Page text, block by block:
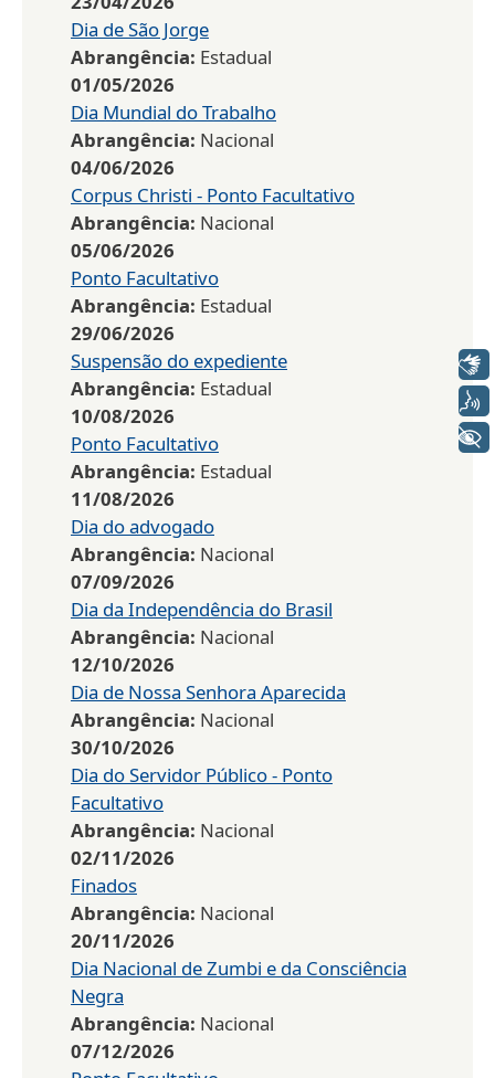
Dia de São Jorge
Abrangência: Estadual
01/05/2026
Dia Mundial do Trabalho
Abrangência: Nacional
04/06/2026
Corpus Christi - Ponto Facultativo
Abrangência: Nacional
05/06/2026
Ponto Facultativo
Abrangência: Estadual
29/06/2026
Suspensão do expediente
Abrangência: Estadual
10/08/2026
Ponto Facultativo
Abrangência: Estadual
11/08/2026
Dia do advogado
Abrangência: Nacional
07/09/2026
Dia da Independência do Brasil
Abrangência: Nacional
12/10/2026
Dia de Nossa Senhora Aparecida
Abrangência: Nacional
30/10/2026
Dia do Servidor Público - Ponto
Facultativo
Abrangência: Nacional
02/11/2026
Finados
Abrangência: Nacional
20/11/2026
Dia Nacional de Zumbi e da Consciência
Negra
Abrangência: Nacional
07/12/2026